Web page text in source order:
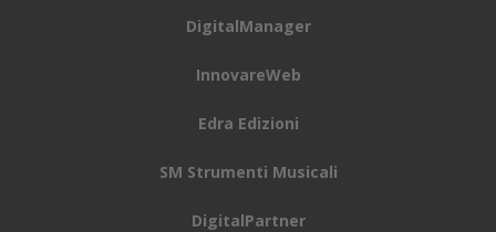
DigitalManager
InnovareWeb
Edra Edizioni
SM Strumenti Musicali
DigitalPartner